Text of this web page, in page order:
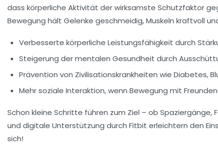
dass körperliche Aktivität der wirksamste Schutzfaktor
Bewegung hält Gelenke geschmeidig, Muskeln kraftvoll
Verbesserte körperliche Leistungsfähigkeit durch
Steigerung der mentalen Gesundheit durch
Prävention von Zivilisationskrankheiten wie Diabetes,
Mehr soziale Interaktion, wenn Bewegung mit
Schon kleine Schritte führen zum Ziel – ob
und digitale Unterstützung durch Fitbit erleichtern den
sich!